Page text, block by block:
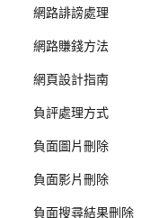
網路誹謗處理
網路賺錢方法
網頁設計指南
負評處理方式
負面圖片刪除
負面影片刪除
負面搜尋結果刪除